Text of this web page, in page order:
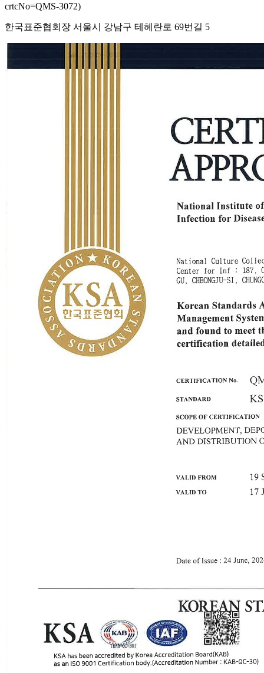
crtcNo=QMS-3072)
한국표준협회장 서울시 강남구 테헤란로 69번길 5